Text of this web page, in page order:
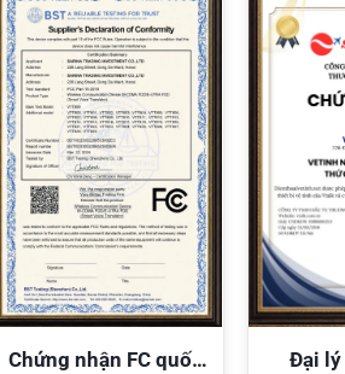
Chứng nhận FC quốc
Đại lý
XEM